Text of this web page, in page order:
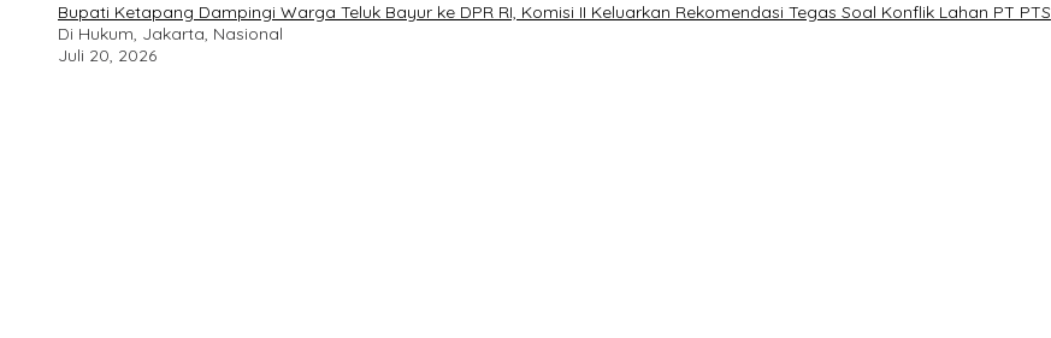
Bupati Ketapang Dampingi Warga Teluk Bayur ke DPR RI, Komisi II Keluarkan Rekomendasi Tegas Soal Konflik Lahan PT PTS
Di Hukum, Jakarta, Nasional
Juli 20, 2026